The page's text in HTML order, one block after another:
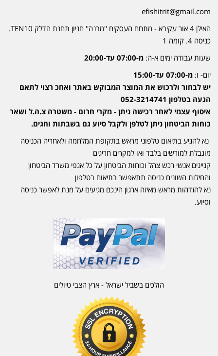
efishitrit@gmail.com
האילן 4 אור עקיבא - מתחם העסקים ''מבנה'' חניון תחנת הדלק TEN10.
כניסה 4. קומה 1
שעות עבודה ימים א-ה: מ-07:00 עד-20:00
יום- ו: מ-07:00 עד-15:00
יש לבחור ולרכוש את המוצר המבוקש באתר ואחכ רצוי לתאם
הגעה בטלפון 052-3214741
איסוף עצמי לאחר רכישה ניתן - מקרי חרום - משטרה צ.ה.ל ושאר
כוחות הביטחון ניתן לטלפן ולקבל סיוע גם בשבתות וחגים.
נא להגיע בתיאום טלפוני מראש בתקופת המלחמה ולאחריה הכניסה
מוגבלת למורשים בלבד ואו למקרים חריגים
קניינים אנשי רכש צהל וכוחות הביטחון על כל אגפי משרד הביטחון
והחילות השונים כניסה תתאפשר בתיאום בטלפון
נא להזדהות מראש מאיזה ארגון הינכם מגיעים על מנת לאפשר כניסה
וסיוע.
הולכים בשביל ישראל - ארץ הצבי טיולים